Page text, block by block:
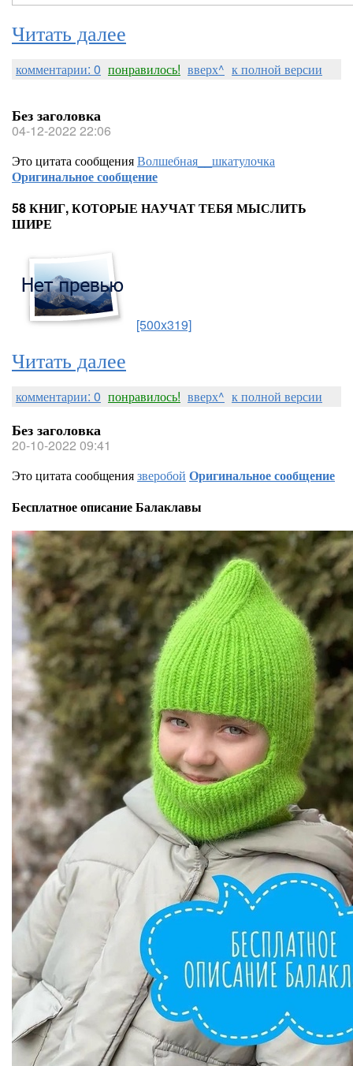
Читать далее
комментарии: 0 понравилось! вверх^ к полной версии
Без заголовка
04-12-2022 22:06
Это цитата сообщенияВолшебная__шкатулочка
Оригинальное сообщение
58 КНИГ, КОТОРЫЕ НАУЧАТ ТЕБЯ МЫСЛИТЬ
ШИРЕ
[500x319]
Читать далее
комментарии: 0 понравилось! вверх^ к полной версии
Без заголовка
20-10-2022 09:41
Это цитата сообщениязверобой Оригинальное сообщение
Бесплатное описание Балаклавы